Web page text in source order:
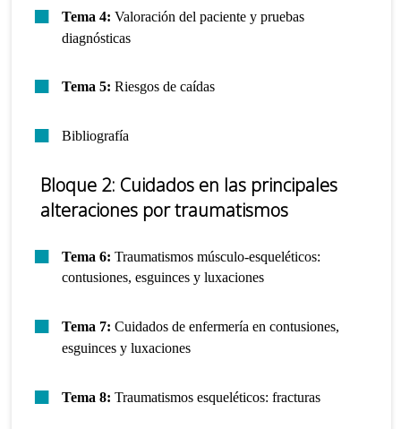
Tema 4: Valoración del paciente y pruebas
diagnósticas
Tema 5: Riesgos de caídas
Bibliografía
Bloque 2: Cuidados en las principales
alteraciones por traumatismos
Tema 6: Traumatismos músculo-esqueléticos:
contusiones, esguinces y luxaciones
Tema 7: Cuidados de enfermería en contusiones,
esguinces y luxaciones
Tema 8: Traumatismos esqueléticos: fracturas